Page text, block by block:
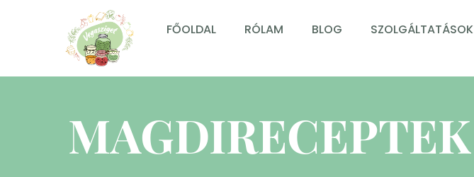
FŐOLDAL RÓLAM BLOG SZOLGÁLTATÁSOK
MAGDIRECEPTEK